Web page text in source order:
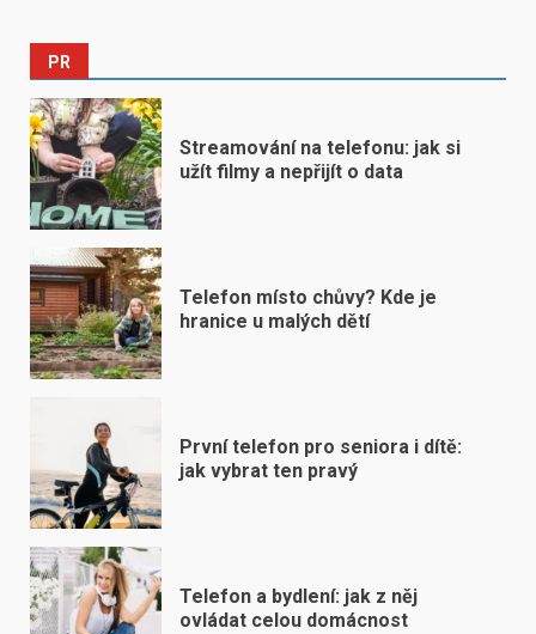
PR
Streamování na telefonu: jak si
užít filmy a nepřijít o data
Telefon místo chůvy? Kde je
hranice u malých dětí
První telefon pro seniora i dítě:
jak vybrat ten pravý
Telefon a bydlení: jak z něj
ovládat celou domácnost